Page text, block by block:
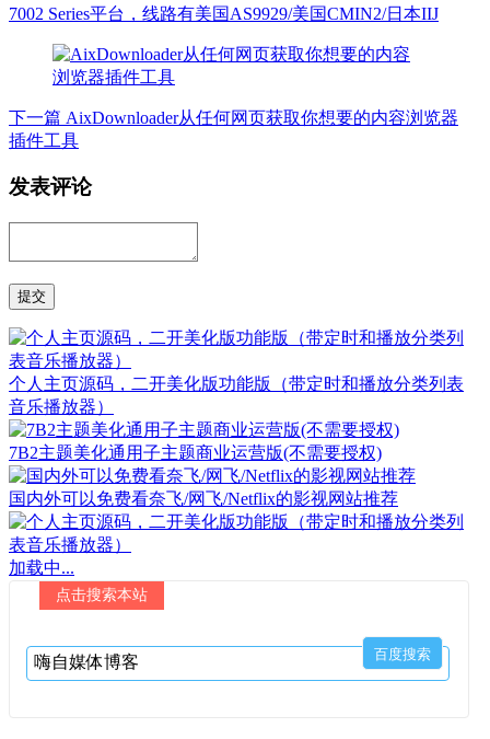
7002 Series平台，线路有美国AS9929/美国CMIN2/日本IIJ
下一篇 AixDownloader从任何网页获取你想要的内容浏览器
插件工具
发表评论
个人主页源码，二开美化版功能版（带定时和播放分类列表
音乐播放器）
7B2主题美化通用子主题商业运营版(不需要授权)
国内外可以免费看奈飞/网飞/Netflix的影视网站推荐
加载中...
点击搜索本站